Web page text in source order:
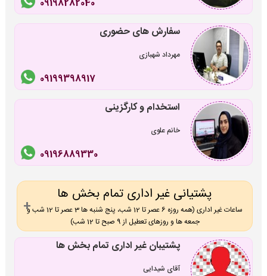
09198282040
سفارش های حضوری
مهرداد شهبازی
09199398917
استخدام و کارگزینی
خانم علوی
09196889330
پشتیانی غیر اداری تمام بخش ها
ساعات غیر اداری (همه روزه 6 عصر تا 12 شب، پنج شنبه ها 3 عصر تا 12 شب و
جمعه ها و روزهای تعطیل از 9 صبح تا 12 شب)
پشتیبان غیر اداری تمام بخش ها
آقای شیدایی